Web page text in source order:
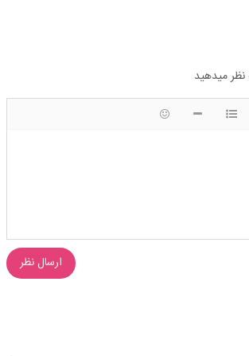
نظر میدهید
ارسال نظر